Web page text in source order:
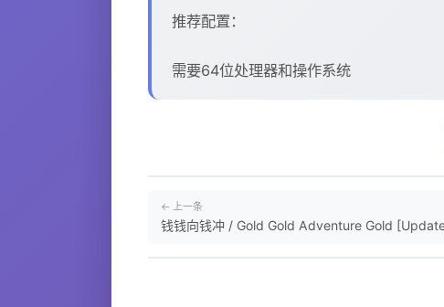
推荐配置：
需要64位处理器和操作系统
← 上一条
钱钱向钱冲 / Gold Gold Adventure Gold